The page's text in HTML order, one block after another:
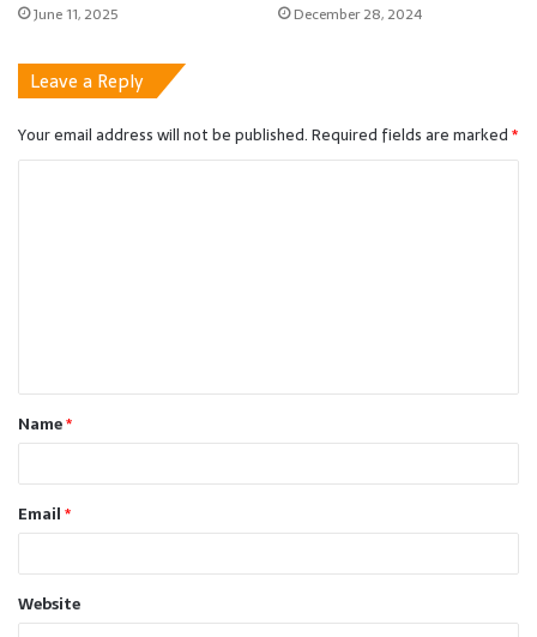
June 11, 2025 December 28, 2024
Leave a Reply
Your email address will not be published.Required fields are marked*
t
*Name*
Email*
Website